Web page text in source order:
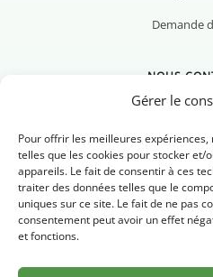
Gérer le
Pour offrir les meilleures
telles que les cookies pour stocker et/
appareils. Le fait de consentir à ces
traiter des données telles que le
uniques sur ce site. Le fait de ne pas
consentement peut avoir un effet
et fonctions.
Demande
NOUS
Nous